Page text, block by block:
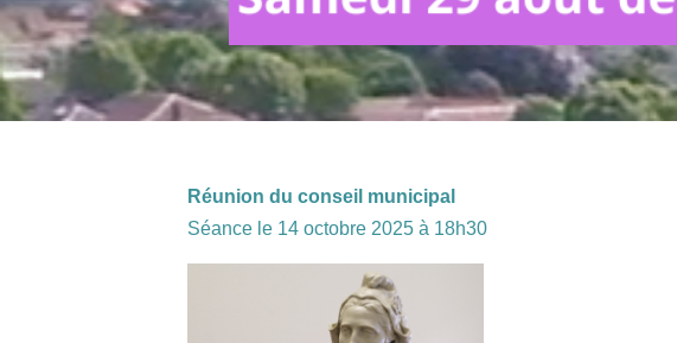
Réunion du conseil municipal
Séance le 14 octobre 2025 à 18h30